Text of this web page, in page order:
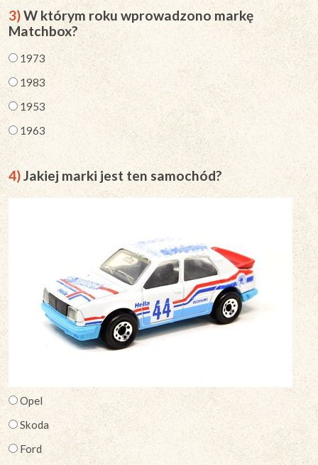
3)W którym roku wprowadzono markę
Matchbox?
1973
1983
1953
1963
4)Jakiej marki jest ten samochód?
Opel
Skoda
Ford